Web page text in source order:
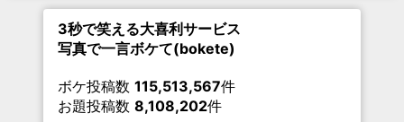
3秒で笑える大喜利サービス
写真で一言ボケて(bokete)
ボケ投稿数 115,513,567件
お題投稿数 8,108,202件